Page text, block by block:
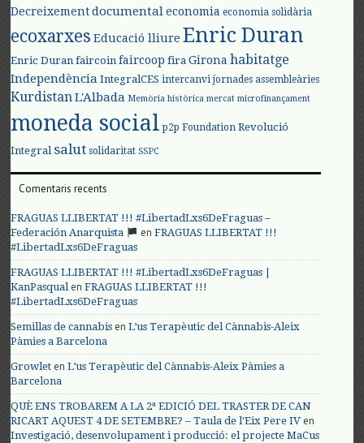
Decreixement documental economia economia solidària
ecoxarxes Educació lliure Enric Duran
Enric Duran faircoin faircoop fira Girona habitatge
Independència IntegralCES intercanvi jornades assembleàries
KurdistanL'Albada Memòria històrica mercat microfinançament
moneda social p2p Foundation Revolució
Integral salut solidaritat SSPC
Comentaris recents
FRAGUAS LLIBERTAT !!! #LibertadLxs6DeFraguas –
Federación Anarquista
enFRAGUAS LLIBERTAT !!!
#LibertadLxs6DeFraguas
FRAGUAS LLIBERTAT !!! #LibertadLxs6DeFraguas |
KanPasqualenFRAGUAS LLIBERTAT !!!
#LibertadLxs6DeFraguas
Semillas de cannabis enL’us Terapèutic del Cànnabis-Aleix
Pàmies a Barcelona
Growlet enL’us Terapèutic del Cànnabis-Aleix Pàmies a
Barcelona
QUÈ ENS TROBAREM A LA 2ª EDICIÓ DEL TRASTER DE CAN
RICART AQUEST 4 DE SETEMBRE? – Taula de l'Eix Pere IV en
Investigació, desenvolupament i producció: el projecte MaCus